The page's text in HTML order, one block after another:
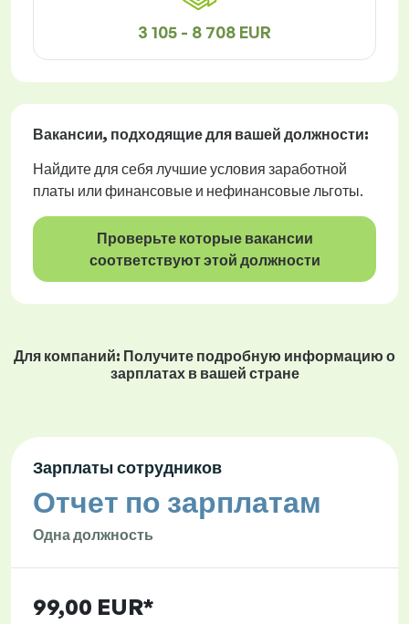
3 105 - 8 708 EUR
Вакансии, подходящие для вашей должности:
Найдите для себя лучшие условия заработной
платы или финансовые и нефинансовые льготы.
Проверьте которые вакансии
соответствуют этой должности
Для компаний: Получите подробную информацию о
зарплатах в вашей стране
Зарплаты сотрудников
Отчет по зарплатам
Одна должность
99,00 EUR*